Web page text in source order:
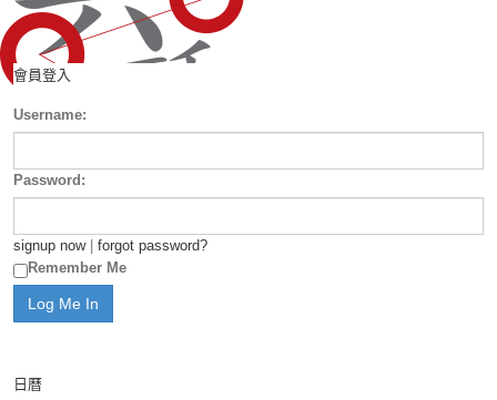
會員登入
Username:
Password:
signup now| forgot password?
Remember Me
日曆